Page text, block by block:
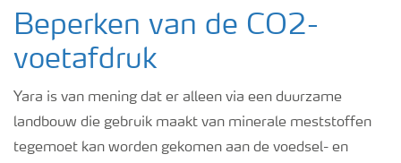
Meststoffen veiligheid
Podcasts
Beperken van de CO2-
voetafdruk
Yara is van mening dat er alleen via een duurzame
landbouw die gebruik maakt van minerale meststoffen
tegemoet kan worden gekomen aan de voedsel- en